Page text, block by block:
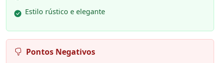
Estilo rústico e elegante
Pontos Negativos